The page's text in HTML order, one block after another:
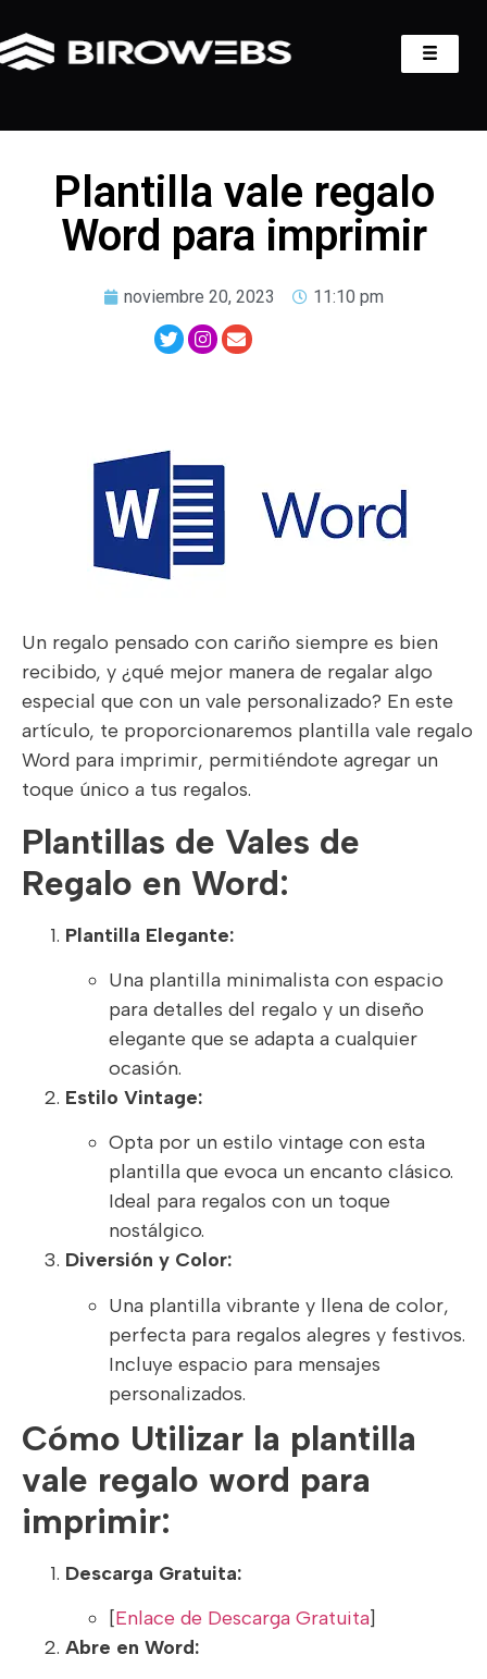
Plantilla vale regalo
Word para imprimir
noviembre 20, 2023 11:10 pm
Un regalo pensado con cariño siempre es bien
recibido, y ¿qué mejor manera de regalar algo
especial que con un vale personalizado? En este
artículo, te proporcionaremos plantilla vale regalo
Word para imprimir, permitiéndote agregar un
toque único a tus regalos.
Plantillas de Vales de
Regalo en Word:
Plantilla Elegante:
Una plantilla minimalista con espacio
para detalles del regalo y un diseño
elegante que se adapta a cualquier
ocasión.
Estilo Vintage:
Opta por un estilo vintage con esta
plantilla que evoca un encanto clásico.
Ideal para regalos con un toque
nostálgico.
Diversión y Color:
Una plantilla vibrante y llena de color,
perfecta para regalos alegres y festivos.
Incluye espacio para mensajes
personalizados.
Cómo Utilizar la plantilla
vale regalo word para
imprimir:
Descarga Gratuita:
[Enlace de Descarga Gratuita]
Abre en Word: